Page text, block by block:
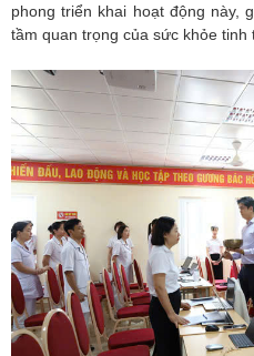
phong triển khai hoạt động này,
tầm quan trọng của sức khỏe tinh